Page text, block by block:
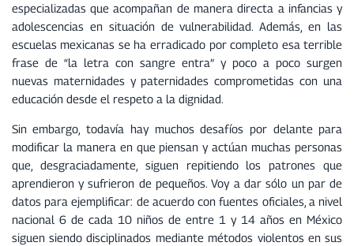
especializadas que acompañan de manera directa a infancias y
adolescencias en situación de vulnerabilidad. Además, en las
escuelas mexicanas se ha erradicado por completo esa terrible
frase de “la letra con sangre entra” y poco a poco surgen
nuevas maternidades y paternidades comprometidas con una
educación desde el respeto a la dignidad.
Sin embargo, todavía hay muchos desafíos por delante para
modificar la manera en que piensan y actúan muchas personas
que, desgraciadamente, siguen repitiendo los patrones que
aprendieron y sufrieron de pequeños. Voy a dar sólo un par de
datos para ejemplificar: de acuerdo con fuentes oficiales, a nivel
nacional 6 de cada 10 niños de entre 1 y 14 años en México
siguen siendo disciplinados mediante métodos violentos en sus